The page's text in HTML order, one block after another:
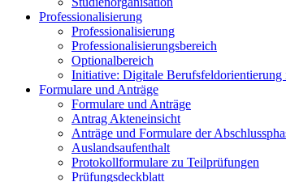
Professionalisierung
Professionalisierung
Professionalisierungsbereich
Optionalbereich
Initiative: Digitale Berufsfeldorientierung
Formulare und Anträge
Formulare und Anträge
Antrag Akteneinsicht
Anträge und Formulare der
Auslandsaufenthalt
Protokollformulare zu Teilprüfungen
Prüfungsdeckblatt